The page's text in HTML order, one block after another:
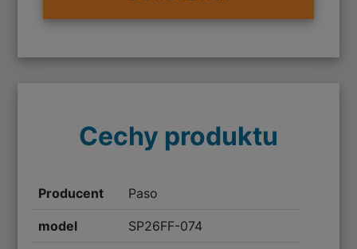
Cechy produktu
Producent Paso
model SP26FF-074